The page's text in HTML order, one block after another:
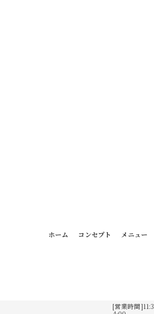
[営業時間
ホーム コンセプト メニュー